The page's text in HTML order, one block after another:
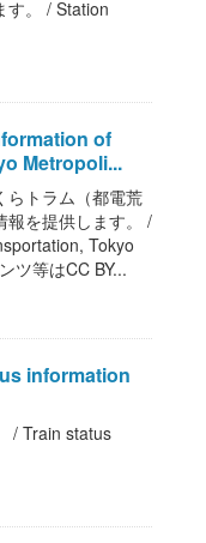
す。 / Station
of
Metropoli...
らトラム（都電荒
報を提供します。 /
Tokyo
ツ等はCC BY...
information
/ Train status